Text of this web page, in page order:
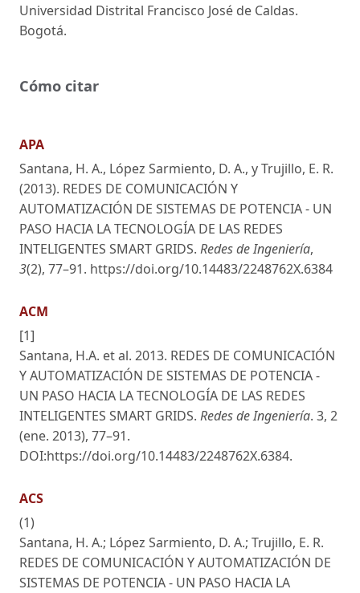
Universidad Distrital Francisco José de Caldas.
Bogotá.
Cómo citar
APA
Santana, H. A., López Sarmiento, D. A., y Trujillo, E. R.
(2013). REDES DE COMUNICACIÓN Y
AUTOMATIZACIÓN DE SISTEMAS DE POTENCIA - UN
PASO HACIA LA TECNOLOGÍA DE LAS REDES
INTELIGENTES SMART GRIDS. Redes de Ingeniería,
3(2), 77–91. https://doi.org/10.14483/2248762X.6384
ACM
[1]
Santana, H.A. et al. 2013. REDES DE COMUNICACIÓN
Y AUTOMATIZACIÓN DE SISTEMAS DE POTENCIA -
UN PASO HACIA LA TECNOLOGÍA DE LAS REDES
INTELIGENTES SMART GRIDS. Redes de Ingeniería. 3, 2
(ene. 2013), 77–91.
DOI:https://doi.org/10.14483/2248762X.6384.
ACS
(1)
Santana, H. A.; López Sarmiento, D. A.; Trujillo, E. R.
REDES DE COMUNICACIÓN Y AUTOMATIZACIÓN DE
SISTEMAS DE POTENCIA - UN PASO HACIA LA